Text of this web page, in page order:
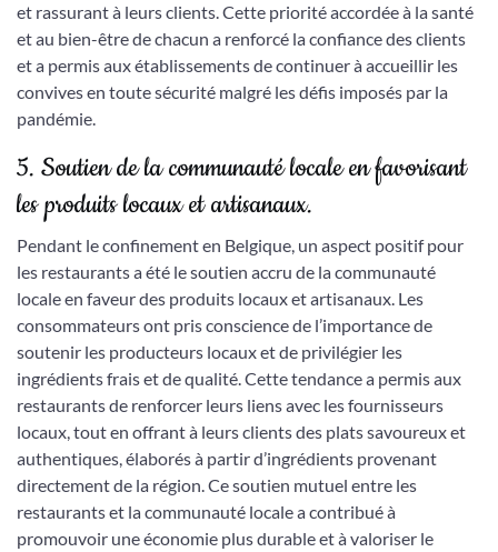
et rassurant à leurs clients. Cette priorité accordée à la santé
et au bien-être de chacun a renforcé la confiance des clients
et a permis aux établissements de continuer à accueillir les
convives en toute sécurité malgré les défis imposés par la
pandémie.
5. Soutien de la communauté locale en favorisant
les produits locaux et artisanaux.
Pendant le confinement en Belgique, un aspect positif pour
les restaurants a été le soutien accru de la communauté
locale en faveur des produits locaux et artisanaux. Les
consommateurs ont pris conscience de l’importance de
soutenir les producteurs locaux et de privilégier les
ingrédients frais et de qualité. Cette tendance a permis aux
restaurants de renforcer leurs liens avec les fournisseurs
locaux, tout en offrant à leurs clients des plats savoureux et
authentiques, élaborés à partir d’ingrédients provenant
directement de la région. Ce soutien mutuel entre les
restaurants et la communauté locale a contribué à
promouvoir une économie plus durable et à valoriser le